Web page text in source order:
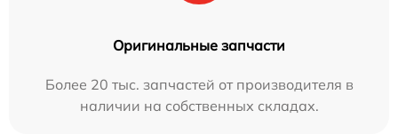
Оригинальные запчасти
Более 20 тыс. запчастей от производителя в
наличии на собственных складах.